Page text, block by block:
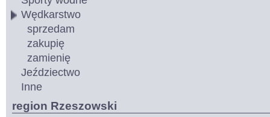
Wędkarstwo
sprzedam
zakupię
zamienię
Jeździectwo
Inne
region Rzeszowski